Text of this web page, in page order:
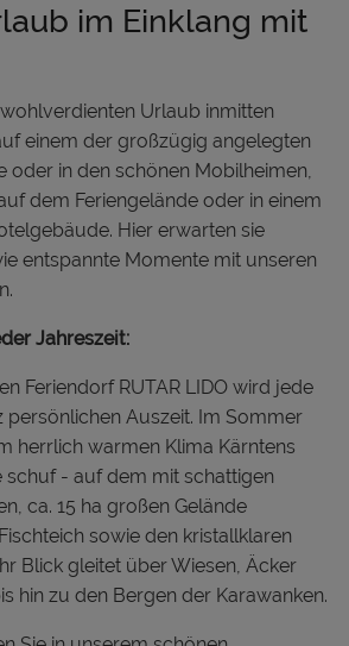
im Einklang mit
Urlaub inmitten
einem der großzügig angelegten
in den schönen Mobilheimen,
dem Feriengelände oder in einem
Hier erwarten sie
entspannte Momente mit unseren
Jahreszeit:
Feriendorf RUTAR LIDO wird jede
persönlichen Auszeit. Im Sommer
herrlich warmen Klima Kärntens
schuf - auf dem mit schattigen
ca. 15 ha großen Gelände
sowie den kristallklaren
Blick gleitet über Wiesen, Äcker
hin zu den Bergen der Karawanken.